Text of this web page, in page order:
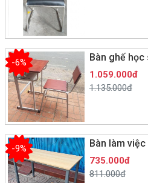
Bàn ghế học
-6%
1.059.000đ
1.135.000đ
Bàn làm
-9%
735.000đ
811.000đ